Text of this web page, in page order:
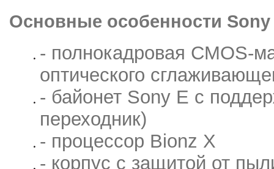
Основные особенности Sony
- полнокадровая CMOS-
оптического
- байонет Sony E с
переходник)
- процессор Bionz X
- корпус с защитой от